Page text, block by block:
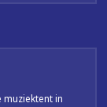
in